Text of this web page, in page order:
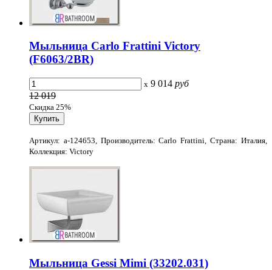
Мыльница Carlo Frattini Victory
(F6063/2BR)
x 9 014 руб
12 019
Скидка 25%
Артикул: a-124653, Производитель: Carlo Frattini, Страна: Италия,
Коллекция: Victory
Мыльница Gessi Mimi (33202.031)